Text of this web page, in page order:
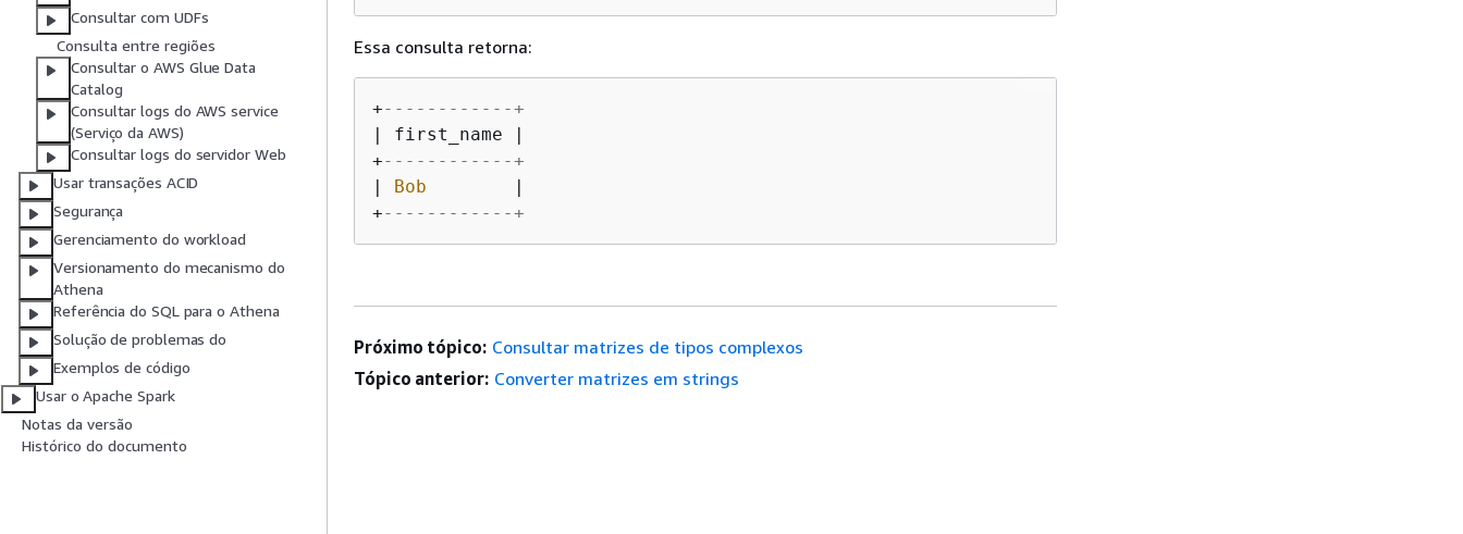
Consultar com UDFs
Consulta entre regiões
Consultar o AWS Glue Data
Catalog
Consultar logs do AWS service
(Serviço da AWS)
Consultar logs do servidor Web
Usar transações ACID
Segurança
Gerenciamento do workload
Versionamento do mecanismo do
Athena
Referência do SQL para o Athena
Solução de problemas do
Exemplos de código
Usar o Apache Spark
Notas da versão
Histórico do documento
Essa consulta retorna:
+------------+
| first_name |
+------------+
| Bob
        |
+------------+
Próximo tópico: Consultar matrizes de tipos complexos
Tópico anterior: Converter matrizes em strings